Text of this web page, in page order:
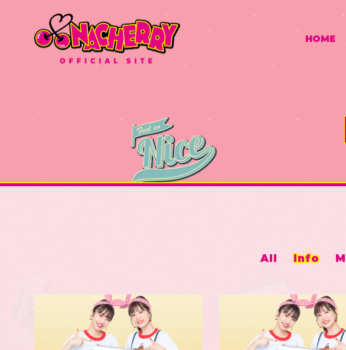
HOME
All Info